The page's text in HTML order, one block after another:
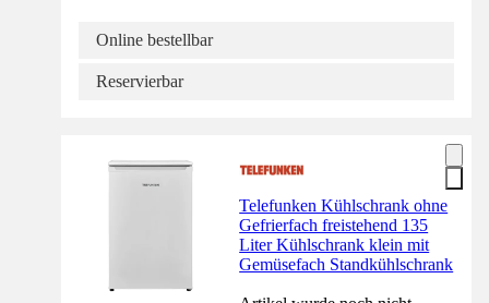
Online bestellbar
Reservierbar
Telefunken Kühlschrank ohne
Gefrierfach freistehend 135
Liter Kühlschrank klein mit
Gemüsefach Standkühlschrank